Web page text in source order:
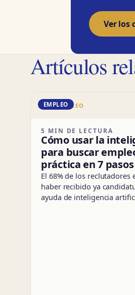
Ver los
Artículos
DD · EMPLEO
EMPLEO
5 MIN DE LECTURA
Cómo usar la
para buscar
práctica en 7 pasos
El 68% de los reclutadores
haber recibido ya
ayuda de inteligencia